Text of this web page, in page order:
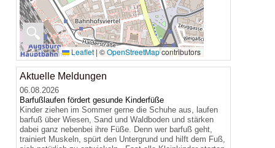
🔍
Leaflet | ©OpenStreetMapcontributors
Aktuelle Meldungen
06.08.2026
Barfußlaufen fördert gesunde Kinderfüße
Kinder ziehen im Sommer gerne die Schuhe aus, laufen
barfuß über Wiesen, Sand und Waldboden und stärken
dabei ganz nebenbei ihre Füße. Denn wer barfuß geht,
trainiert Muskeln, spürt den Untergrund und hilft dem Fuß,